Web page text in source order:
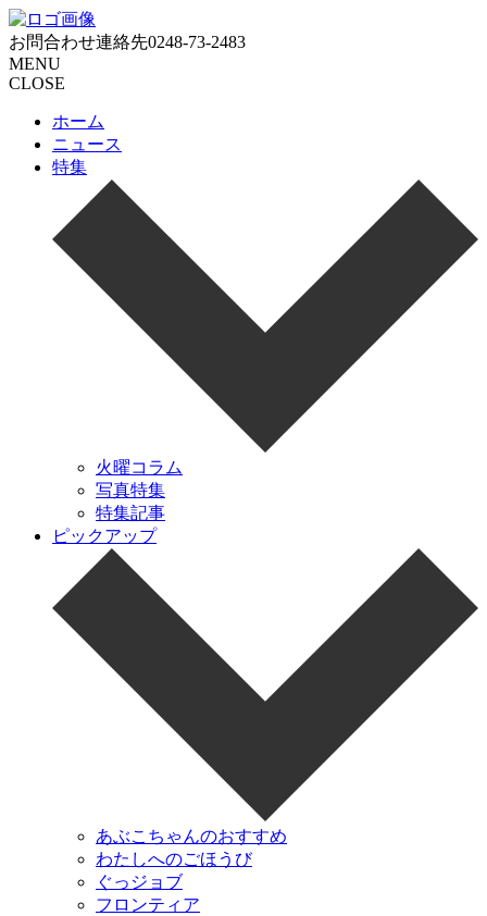
お問合わせ連絡先0248-73-2483
MENU
CLOSE
ホーム
ニュース
特集
火曜コラム
写真特集
特集記事
ピックアップ
あぶこちゃんのおすすめ
わたしへのごほうび
ぐっジョブ
フロンティア